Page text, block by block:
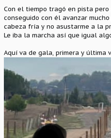
Con el tiempo tragó en pista pero
conseguido con él avanzar
cabeza fría y no asustarme a la
Le iba la marcha así que igual
Aquí va de gala, primera y última